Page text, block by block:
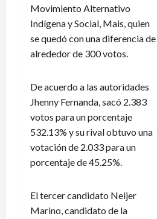
Movimiento Alternativo
Indígena y Social, Mais, quien
se quedó con una diferencia de
alrededor de 300 votos.
De acuerdo a las autoridades
Jhenny Fernanda, sacó 2.383
votos para un porcentaje
532.13% y su rival obtuvo una
votación de 2.033 para un
porcentaje de 45.25%.
El tercer candidato Neijer
Marino, candidato de la